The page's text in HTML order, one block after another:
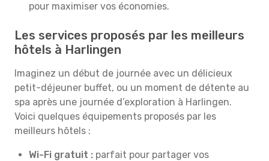
pour maximiser vos économies.
Les services proposés par les meilleurs
hôtels à Harlingen
Imaginez un début de journée avec un délicieux
petit-déjeuner buffet, ou un moment de détente au
spa après une journée d’exploration à Harlingen.
Voici quelques équipements proposés par les
meilleurs hôtels :
Wi-Fi gratuit : parfait pour partager vos